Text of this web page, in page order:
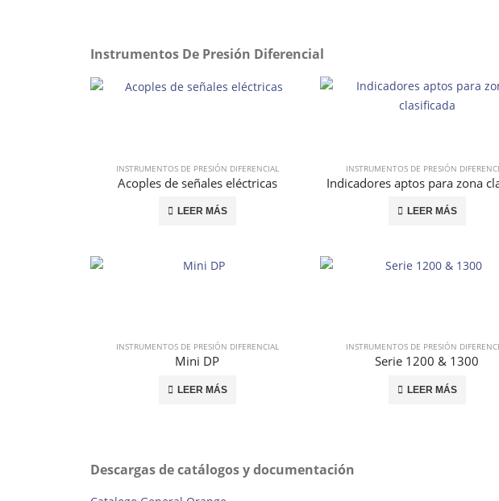
Instrumentos De Presión Diferencial
INSTRUMENTOS DE PRESIÓN DIFERENCIAL
Acoples de señales eléctricas
LEER MÁS
INSTRUMENTOS DE PRESIÓN
LEER MÁS
INSTRUMENTOS DE PRESIÓN DIFERENCIAL
Mini DP
LEER MÁS
INSTRUMENTOS DE PRESIÓN
Serie 1200 & 1300
LEER MÁS
Descargas de catálogos y documentación